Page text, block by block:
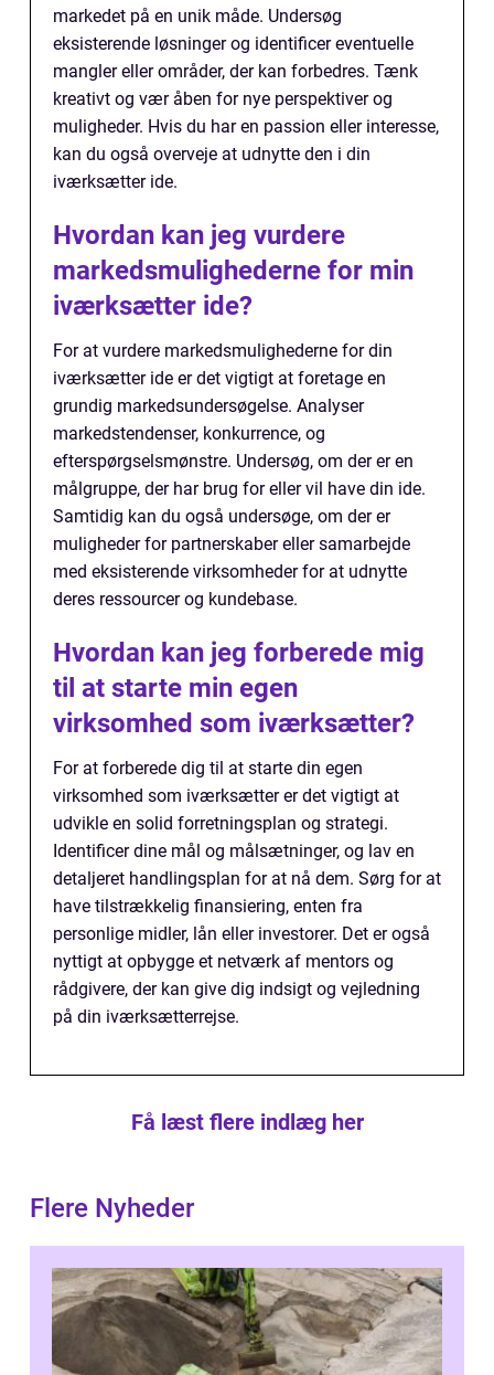
markedet på en unik måde. Undersøg
eksisterende løsninger og identificer eventuelle
mangler eller områder, der kan forbedres. Tænk
kreativt og vær åben for nye perspektiver og
muligheder. Hvis du har en passion eller interesse,
kan du også overveje at udnytte den i din
iværksætter ide.
Hvordan kan jeg vurdere
markedsmulighederne for min
iværksætter ide?
For at vurdere markedsmulighederne for din
iværksætter ide er det vigtigt at foretage en
grundig markedsundersøgelse. Analyser
markedstendenser, konkurrence, og
efterspørgselsmønstre. Undersøg, om der er en
målgruppe, der har brug for eller vil have din ide.
Samtidig kan du også undersøge, om der er
muligheder for partnerskaber eller samarbejde
med eksisterende virksomheder for at udnytte
deres ressourcer og kundebase.
Hvordan kan jeg forberede mig
til at starte min egen
virksomhed som iværksætter?
For at forberede dig til at starte din egen
virksomhed som iværksætter er det vigtigt at
udvikle en solid forretningsplan og strategi.
Identificer dine mål og målsætninger, og lav en
detaljeret handlingsplan for at nå dem. Sørg for at
have tilstrækkelig finansiering, enten fra
personlige midler, lån eller investorer. Det er også
nyttigt at opbygge et netværk af mentors og
rådgivere, der kan give dig indsigt og vejledning
på din iværksætterrejse.
Få læst flere indlæg her
Flere Nyheder